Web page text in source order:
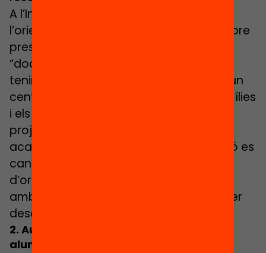
A l’Institut Escola Daniel Mangrané
l’orientació a l’alumne també hi és sempre
present. Allà tots els mestres són
“docents-tutors”, independentment de
tenir assignada una tutoria, i volen ser un
centre orientador on tot l’equip, les famílies
i els agents de l’entorn participin en el
projecte de vida personal, social i
acadèmic de l’alumne. Aquesta intenció es
canalitza mitjançant el projecte
d’orientació i acció tutorial “Fem Camí”,
amb una formació interna del centre per
desenvolupar-la.
2. Autoavaluació per empoderar als
alumnes